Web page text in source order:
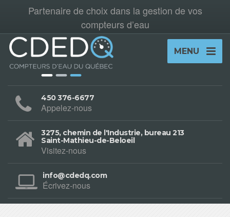
Partenaire de choix dans la gestion de vos
compteurs d’eau
MENU
450 376-6677
Appelez-nous
3275, chemin de l'Industrie, bureau 213
Saint-Mathieu-de-Beloeil
Visitez-nous
info@cdedq.com
Écrivez-nous